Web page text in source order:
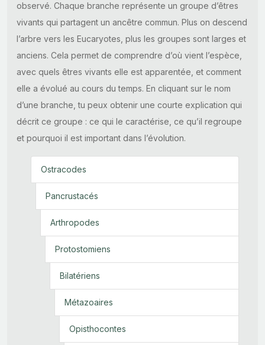
observé. Chaque branche représente un groupe d’êtres
vivants qui partagent un ancêtre commun. Plus on descend
l’arbre vers les Eucaryotes, plus les groupes sont larges et
anciens. Cela permet de comprendre d’où vient l’espèce,
avec quels êtres vivants elle est apparentée, et comment
elle a évolué au cours du temps. En cliquant sur le nom
d’une branche, tu peux obtenir une courte explication qui
décrit ce groupe : ce qui le caractérise, ce qu’il regroupe
et pourquoi il est important dans l’évolution.
Ostracodes
Pancrustacés
Arthropodes
Protostomiens
Bilatériens
Métazoaires
Opisthocontes